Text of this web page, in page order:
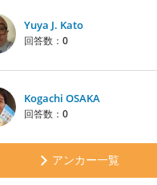
Yuya J. Kato
回答数： 0
Kogachi OSAKA
回答数： 0
アンカー一覧